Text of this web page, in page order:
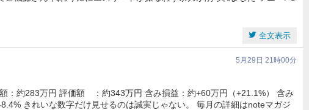
全文表示
5月29日 21時00分
：約283万円 評価額 ：約343万円 含み損益：約+60万円（+21.1%） 含み
きれいな数字だけ見せるのは誠実じゃない。 毎月の詳細はnoteマガジ